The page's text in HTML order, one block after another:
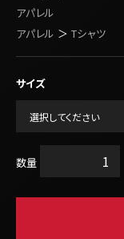
アパレル
アパレル ＞ Tシャツ
サイズ
数量